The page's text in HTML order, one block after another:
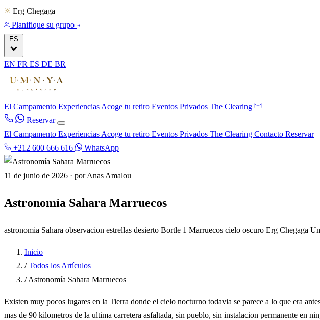
Erg Chegaga
Planifique su grupo
ES
EN FR ES DE BR
El Campamento Experiencias Acoge tu retiro Eventos Privados The Clearing
Reservar
El Campamento Experiencias Acoge tu retiro Eventos Privados The Clearing Contacto Reservar
+212 600 666 616
WhatsApp
11 de junio de 2026 · por Anas Amalou
Astronomía Sahara Marruecos
astronomia Sahara observacion estrellas desierto Bortle 1 Marruecos cielo oscuro Erg Chegaga
Inicio
/ Todos los Artículos
/ Astronomía Sahara Marruecos
Existen muy pocos lugares en la Tierra donde el cielo nocturno todavia se parece a lo que era
mas de 90 kilometros de la ultima carretera asfaltada, sin pueblo, sin instalacion permanente en